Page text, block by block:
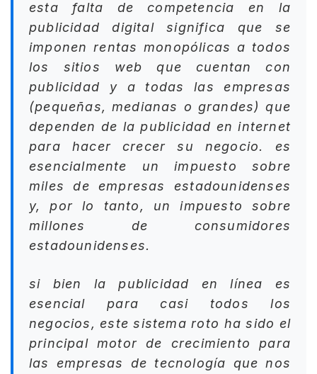
esta falta de competencia en la
publicidad digital significa que se
imponen rentas monopólicas a todos
los sitios web que cuentan con
publicidad y a todas las empresas
(pequeñas, medianas o grandes) que
dependen de la publicidad en internet
para hacer crecer su negocio. es
esencialmente un impuesto sobre
miles de empresas estadounidenses
y, por lo tanto, un impuesto sobre
millones de consumidores
estadounidenses.
si bien la publicidad en línea es
esencial para casi todos los
negocios, este sistema roto ha sido el
principal motor de crecimiento para
las empresas de tecnología que nos